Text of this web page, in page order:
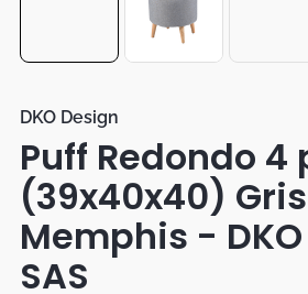
DKO Design
Puff Redondo 4
(39x40x40) Gris
Memphis - DKO
SAS
Cuadro
Sillas
Duvet
Botas
Dko